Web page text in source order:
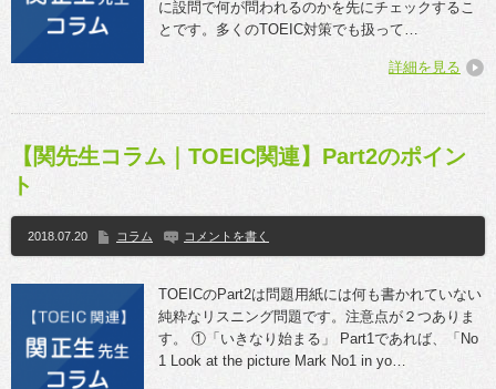
に設問で何が問われるのかを先にチェックするこ
とです。多くのTOEIC対策でも扱って…
詳細を見る
【関先生コラム｜TOEIC関連】Part2のポイン
ト
2018.07.20 コラム コメントを書く
TOEICのPart2は問題用紙には何も書かれていない
純粋なリスニング問題です。注意点が２つありま
す。 ①「いきなり始まる」 Part1であれば、「No
1 Look at the picture Mark No1 in yo…